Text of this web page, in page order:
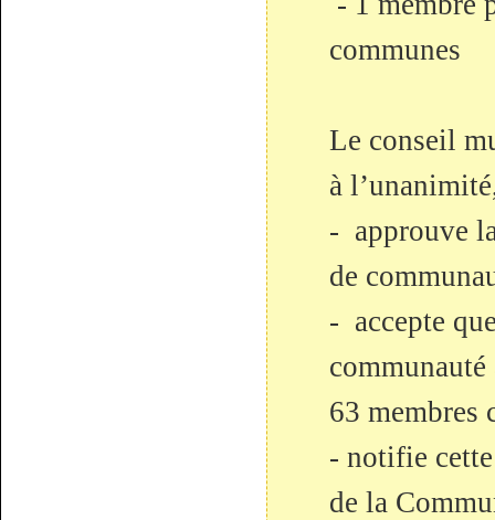
communes
Le conseil
à
- approuve
de
- accepte
63 membres
- notifie
de la